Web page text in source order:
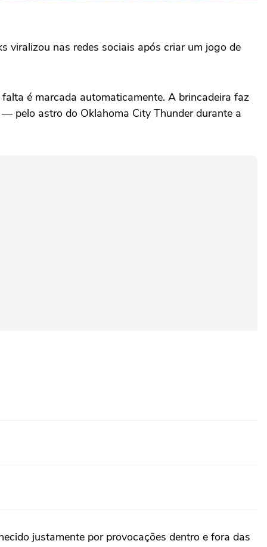
viralizou nas redes sociais após criar um jogo de
é marcada automaticamente. A brincadeira faz
pelo astro do Oklahoma City Thunder durante a
justamente por provocações dentro e fora das